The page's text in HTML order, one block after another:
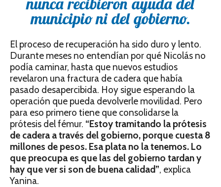
municipio ni del gobierno.
El proceso de recuperación ha sido duro y lento.
Durante meses no entendían por qué Nicolás no
podía caminar, hasta que nuevos estudios
revelaron una fractura de cadera que había
pasado desapercibida. Hoy sigue esperando la
operación que pueda devolverle movilidad. Pero
para eso primero tiene que consolidarse la
prótesis del fémur. “Estoy tramitando la prótesis
de cadera a través del gobierno, porque cuesta 8
millones de pesos. Esa plata no la tenemos. Lo
que preocupa es que las del gobierno tardan y
hay que ver si son de buena calidad”, explica
Yanina.